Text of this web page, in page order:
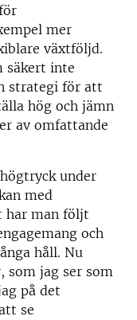
mer
växtföljd.
säkert inte
strategi för att
hög och jämn
av omfattande
under
med
har man följt
och
håll. Nu
som jag ser som
på det
se